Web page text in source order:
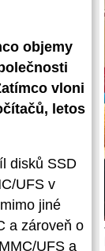
objemy
vloni
letos
disků SSD
UFS v
jiné
a zároveň o
UFS a